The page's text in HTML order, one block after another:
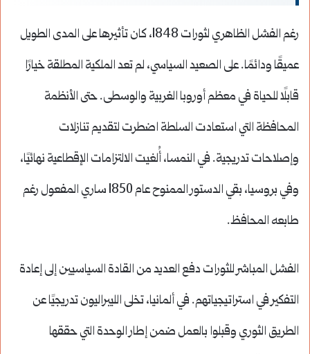
رغم الفشل الظاهري لثورات 1848، كان تأثيرها على المدى الطويل
عميقًا ودائمًا. على الصعيد السياسي، لم تعد الملكية المطلقة خيارًا
قابلًا للحياة في معظم أوروبا الغربية والوسطى. حتى الأنظمة
المحافظة التي استعادت السلطة اضطرت لتقديم تنازلات
وإصلاحات تدريجية. في النمسا، أُلغيت الالتزامات الإقطاعية نهائيًا،
وفي بروسيا، بقي الدستور الممنوح عام 1850 ساري المفعول رغم
طابعه المحافظ.
الفشل المباشر للثورات دفع العديد من القادة السياسيين إلى إعادة
التفكير في استراتيجياتهم. في ألمانيا، تخلى الليبراليون تدريجيًا عن
الطريق الثوري وقبلوا بالعمل ضمن إطار الوحدة التي حققها